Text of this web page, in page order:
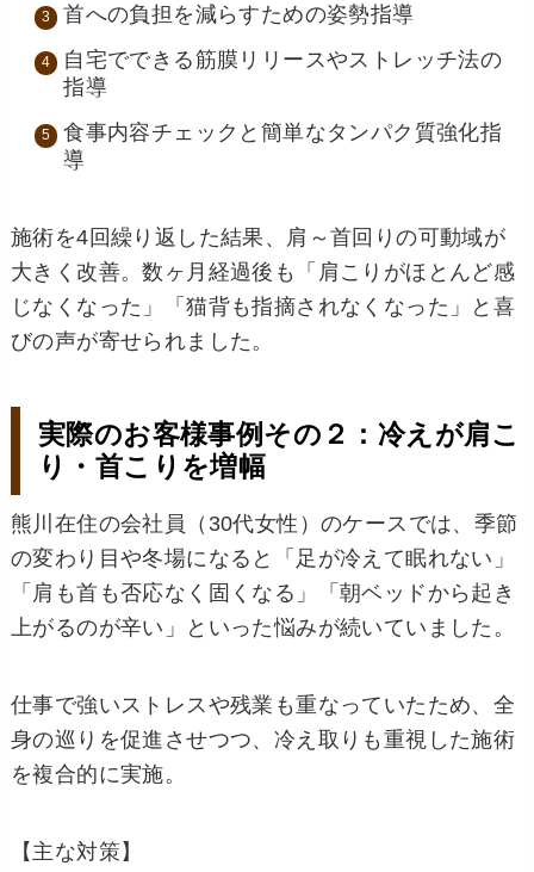
首への負担を減らすための姿勢指導
自宅でできる筋膜リリースやストレッチ法の
指導
食事内容チェックと簡単なタンパク質強化指
導
施術を4回繰り返した結果、肩～首回りの可動域が
大きく改善。数ヶ月経過後も「肩こりがほとんど感
じなくなった」「猫背も指摘されなくなった」と喜
びの声が寄せられました。
実際のお客様事例その２：冷えが肩こ
り・首こりを増幅
熊川在住の会社員（30代女性）のケースでは、季節
の変わり目や冬場になると「足が冷えて眠れない」
「肩も首も否応なく固くなる」「朝ベッドから起き
上がるのが辛い」といった悩みが続いていました。
仕事で強いストレスや残業も重なっていたため、全
身の巡りを促進させつつ、冷え取りも重視した施術
を複合的に実施。
【主な対策】